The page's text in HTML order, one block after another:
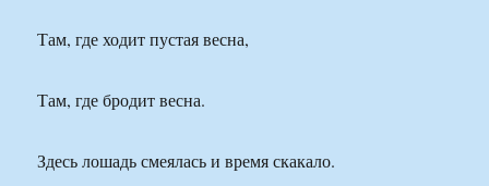
Там, где ходит пустая весна,
Там, где бродит весна.
Здесь лошадь смеялась и время скакало.